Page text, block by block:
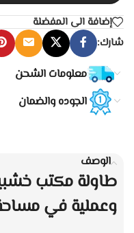
إضافة الى المفضلة
شارك:
معلومات الشحن
الجوده والضمان
الوصف
طاولة مكتب
وعملية في